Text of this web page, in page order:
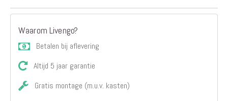
Waarom Livengo?
Betalen bij aflevering
Altijd 5 jaar garantie
Gratis montage (m.u.v. kasten)